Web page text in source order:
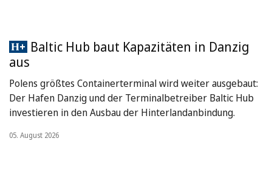
Baltic Hub baut Kapazitäten in Danzig
aus
Polens größtes Containerterminal wird weiter ausgebaut:
Der Hafen Danzig und der Terminalbetreiber Baltic Hub
investieren in den Ausbau der Hinterlandanbindung.
05. August 2026